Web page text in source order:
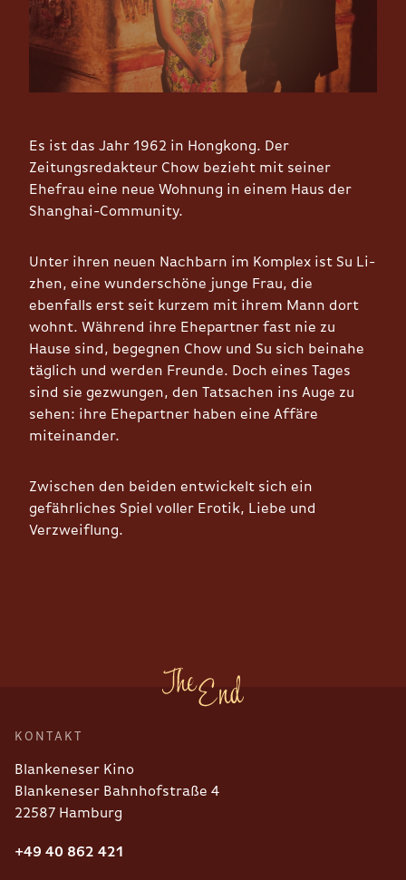
Es ist das Jahr 1962 in Hongkong. Der
Zeitungsredakteur Chow bezieht mit seiner
Ehefrau eine neue Wohnung in einem Haus der
Shanghai-Community.
Unter ihren neuen Nachbarn im Komplex ist Su Li-
zhen, eine wunderschöne junge Frau, die
ebenfalls erst seit kurzem mit ihrem Mann dort
wohnt. Während ihre Ehepartner fast nie zu
Hause sind, begegnen Chow und Su sich beinahe
täglich und werden Freunde. Doch eines Tages
sind sie gezwungen, den Tatsachen ins Auge zu
sehen: ihre Ehepartner haben eine Affäre
miteinander.
Zwischen den beiden entwickelt sich ein
gefährliches Spiel voller Erotik, Liebe und
Verzweiflung.
KONTAKT
Blankeneser Kino
Blankeneser Bahnhofstraße 4
22587 Hamburg
+49 40 862 421